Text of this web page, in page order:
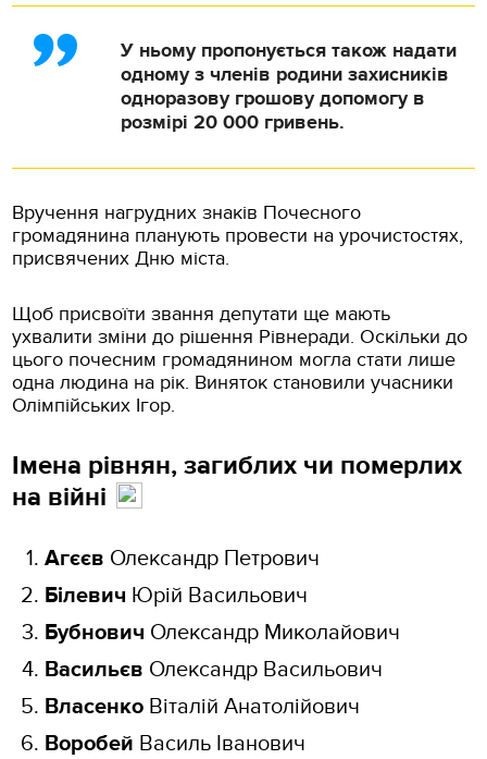
У ньому пропонується також надати
одному з членів родини захисників
одноразову грошову допомогу в
розмірі 20 000 гривень.
Вручення нагрудних знаків Почесного
громадянина планують провести на урочистостях,
присвячених Дню міста.
Щоб присвоїти звання депутати ще мають
ухвалити зміни до рішення Рівнеради. Оскільки до
цього почесним громадянином могла стати лише
одна людина на рік. Виняток становили учасники
Олімпійських Ігор.
Імена рівнян, загиблих чи померлих
на війні
Агєєв Олександр Петрович
Білевич Юрій Васильович
Бубнович Олександр Миколайович
Васильєв Олександр Васильович
Власенко Віталій Анатолійович
Воробей Василь Іванович